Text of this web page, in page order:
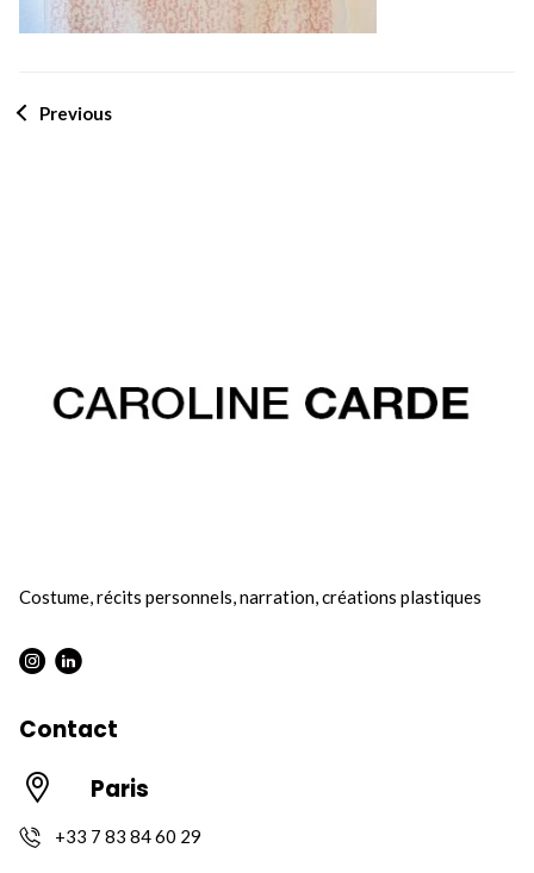
Previous
Costume, récits personnels, narration, créations plastiques
Instagram : Round
LInkwdin : Round
Contact
Paris
+33 7 83 84 60 29